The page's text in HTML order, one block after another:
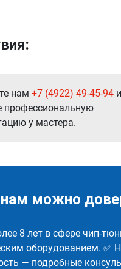
нам +7 (4922) 49-45-94 и
профессиональную
у мастера.
можно
8 лет в сфере чип-
оборудованием. ✅
— подробные